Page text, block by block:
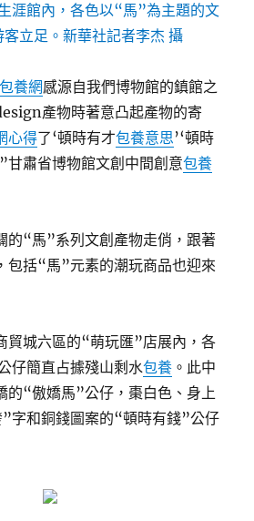
涯館內，各色以“馬”為主題的文
立足。新華社記者李杰 攝
包養網感源自我們博物館的鎮館之
產物時著意凸起產物的寄
心得了‘頓時有才包養意思’‘頓時
甘肅省博物館文創中間創意包養
的“馬”系列文創產物走俏，跟著
包括“馬”元素的潮玩商品也迎來
貿城六區的“萌玩匯”店展內，各
仔簡直占據殘山剩水包養 。此中
的“傲嬌馬”公仔，棗白色、身上
字和銅錢圖案的“頓時有錢”公仔